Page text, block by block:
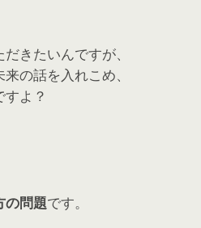
きたいんですが、
の話を入れこめ、
よ？
の問題です。